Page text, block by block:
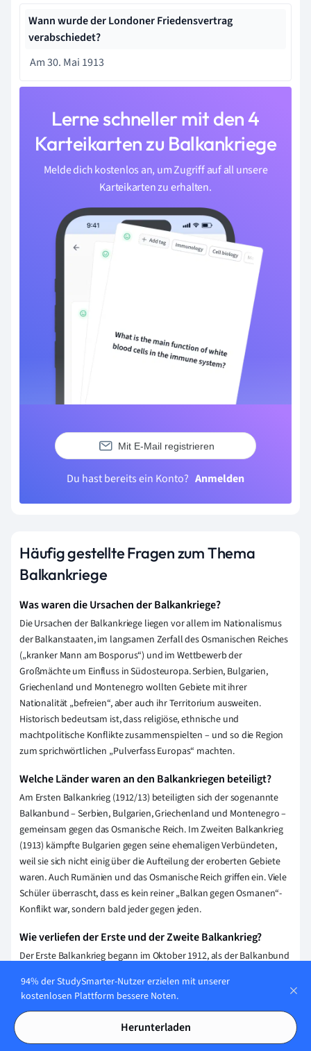
Wann wurde der Londoner Friedensvertrag
verabschiedet?
Am 30. Mai 1913
Lerne schneller mit den 4
Karteikarten zu Balkankriege
Melde dich kostenlos an, um Zugriff auf all unsere
Karteikarten zu erhalten.
Mit E-Mail registrieren
Du hast bereits ein Konto? Anmelden
Häufig gestellte Fragen zum Thema
Balkankriege
Was waren die Ursachen der Balkankriege?
Die Ursachen der Balkankriege liegen vor allem im Nationalismus
der Balkanstaaten, im langsamen Zerfall des Osmanischen Reiches
(„kranker Mann am Bosporus“) und im Wettbewerb der
Großmächte um Einfluss in Südosteuropa. Serbien, Bulgarien,
Griechenland und Montenegro wollten Gebiete mit ihrer
Nationalität „befreien“, aber auch ihr Territorium ausweiten.
Historisch bedeutsam ist, dass religiöse, ethnische und
machtpolitische Konflikte zusammenspielten – und so die Region
zum sprichwörtlichen „Pulverfass Europas“ machten.
Welche Länder waren an den Balkankriegen beteiligt?
Am Ersten Balkankrieg (1912/13) beteiligten sich der sogenannte
Balkanbund – Serbien, Bulgarien, Griechenland und Montenegro –
gemeinsam gegen das Osmanische Reich. Im Zweiten Balkankrieg
(1913) kämpfte Bulgarien gegen seine ehemaligen Verbündeten,
weil sie sich nicht einig über die Aufteilung der eroberten Gebiete
waren. Auch Rumänien und das Osmanische Reich griffen ein. Viele
Schüler überrascht, dass es kein reiner „Balkan gegen Osmanen“-
Konflikt war, sondern bald jeder gegen jeden.
Wie verliefen der Erste und der Zweite Balkankrieg?
Der Erste Balkankrieg begann im Oktober 1912, als der Balkanbund
für beide Seiten endete der Krieg im Mai 1913 mit dem Vertrag von
London – große Teile osmanischen Gebiets auf dem Balkan
wurden unter den Siegern aufgeteilt. Der Zweite Balkankrieg
begann schon bald: Bulgarien griff im Juni 1913 Serbien und
94% der StudySmarter-Nutzer erzielen mit unserer
kostenlosen Plattform bessere Noten.
Herunterladen